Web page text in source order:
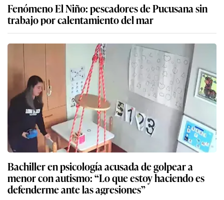
Fenómeno El Niño: pescadores de Pucusana sin
trabajo por calentamiento del mar
Bachiller en psicología acusada de golpear a
menor con autismo: “Lo que estoy haciendo es
defenderme ante las agresiones”